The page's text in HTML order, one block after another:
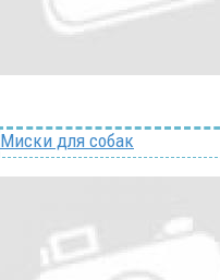
Миски для собак